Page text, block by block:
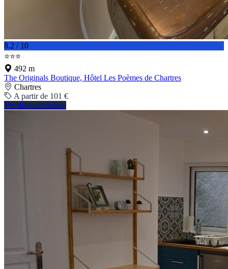
8.2 / 10
⭐⭐⭐
492 m
The Originals Boutique, Hôtel Les Poèmes de Chartres
Chartres
A partir de 101 €
Ver disponibilidade